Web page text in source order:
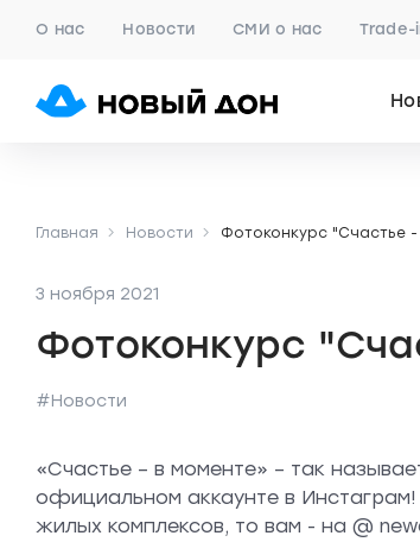
О нас Новости СМИ о нас Trade-
Главная Новости Фотоконкурс "Счастье
3 ноября 2021
Фотоконкурс
#Новости
«Счастье – в моменте» – так
официальном аккаунте в
жилых комплексов, то вам - на @